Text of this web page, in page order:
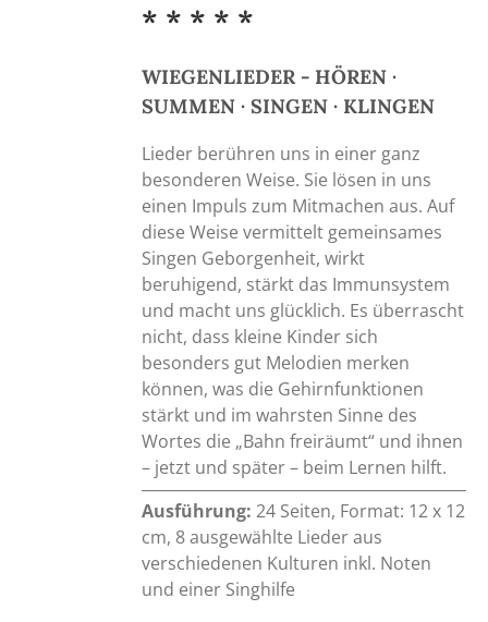
* * * * *
WIEGENLIEDER - HÖREN ·
SUMMEN · SINGEN · KLINGEN
Lieder berühren uns in einer ganz
besonderen Weise. Sie lösen in uns
einen Impuls zum Mitmachen aus. Auf
diese Weise vermittelt gemeinsames
Singen Geborgenheit, wirkt
beruhigend, stärkt das Immunsystem
und macht uns glücklich. Es überrascht
nicht, dass kleine Kinder sich
besonders gut Melodien merken
können, was die Gehirnfunktionen
stärkt und im wahrsten Sinne des
Wortes die „Bahn freiräumt“ und ihnen
– jetzt und später – beim Lernen hilft.
Ausführung: 24 Seiten, Format: 12 x 12
cm, 8 ausgewählte Lieder aus
verschiedenen Kulturen inkl. Noten
und einer Singhilfe